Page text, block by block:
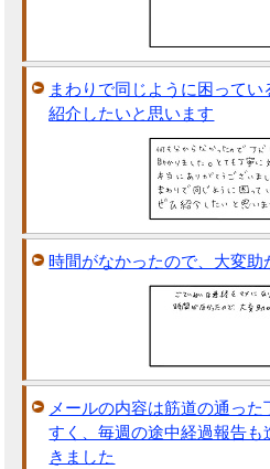
まわりで同じように困って
紹介したいと思います
時間がなかったので、大変助
メールの内容は筋道の通っ
すく、毎週の途中経過報告
きました